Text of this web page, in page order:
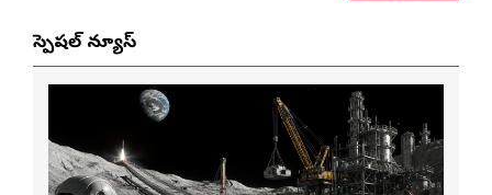
స్పెషల్ న్యూస్